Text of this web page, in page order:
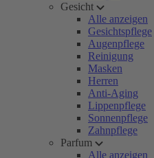
Gesicht
Alle anzeigen
Gesichtspflege
Augenpflege
Reinigung
Masken
Herren
Anti-Aging
Lippenpflege
Sonnenpflege
Zahnpflege
Parfum
Alle anzeigen